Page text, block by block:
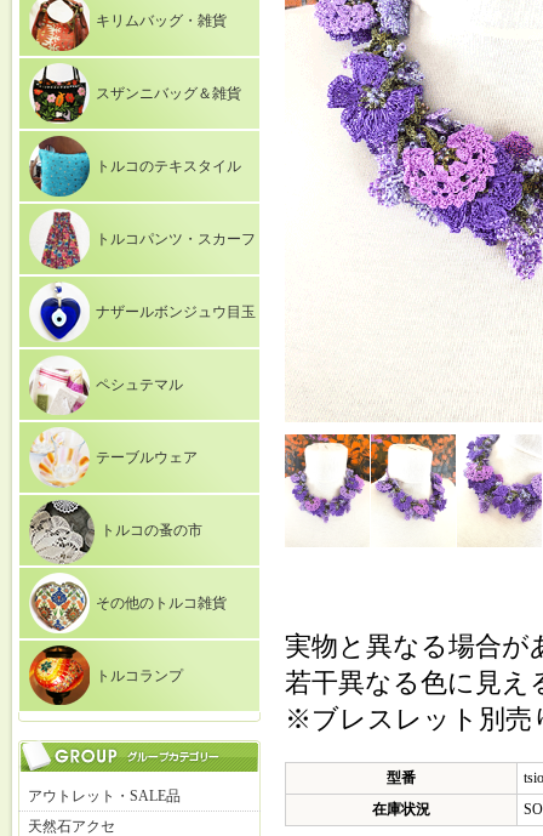
キリムバッグ・雑貨
スザンニバッグ＆雑貨
トルコのテキスタイル
トルコパンツ・スカーフ
ナザールボンジュウ目玉
ペシュテマル
テーブルウェア
トルコの蚤の市
その他のトルコ雑貨
トルコランプ
アウトレット・SALE品
天然石アクセ
実物と異なる場合が
若干異なる色に見
※ブレスレット別売
型番
在庫状況